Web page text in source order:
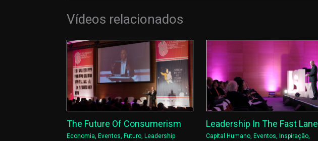
Vídeos relacionados
The Future Of Consumerism
Economia, Eventos, Futuro, Leadership
Leadership In The Fast Lane
Capital Humano, Eventos, Inspiração,